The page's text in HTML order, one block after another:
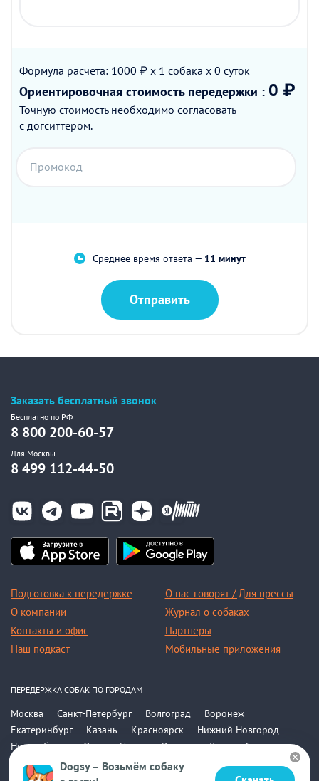
Dogsy – Возьмём собаку
Формула расчета: 1000 ₽ x 1 собака x 0 суток
Ориентировочная стоимость передержки : 0 ₽
Точную стоимость необходимо согласовать
с догситтером.
Промокод
Среднее время ответа — 11 минут
Отправить
Заказать бесплатный звонок
Бесплатно по РФ
8 800 200-60-57
Для Москвы
8 499 112-44-50
Подготовка к передержке
О компании
Контакты и офис
Наш подкаст
О нас говорят / Для прессы
Журнал о собаках
Партнеры
Мобильные приложения
ПЕРЕДЕРЖКА СОБАК ПО ГОРОДАМ
Москва Санкт-Петербург Волгоград
Воронеж
Екатеринбург
Казань Красноярск
Нижний Новгород
Новосибирск
Омск Пермь Ростов-на-Дону
Самара
Саратов
Уфа Челябинск Все города